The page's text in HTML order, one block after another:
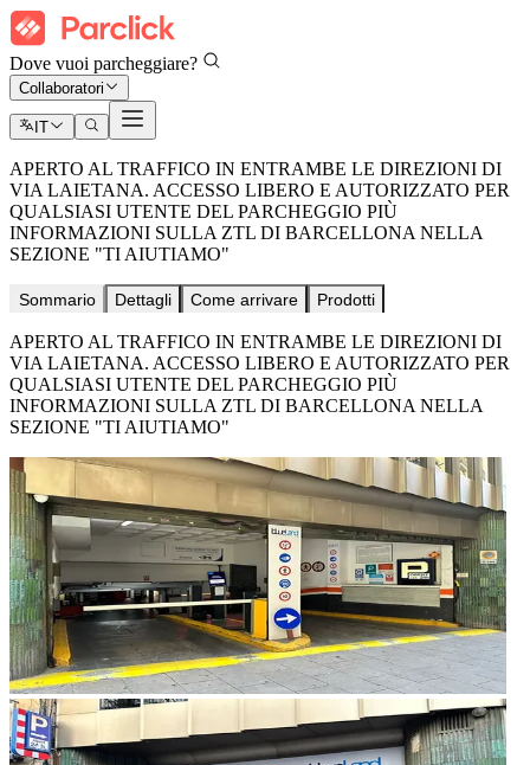
Dove vuoi parcheggiare?
Collaboratori
IT
APERTO AL TRAFFICO IN ENTRAMBE LE DIREZIONI DI
VIA LAIETANA. ACCESSO LIBERO E AUTORIZZATO PER
QUALSIASI UTENTE DEL PARCHEGGIO PIÙ
INFORMAZIONI SULLA ZTL DI BARCELLONA NELLA
SEZIONE "TI AIUTIAMO"
Sommario Dettagli Come arrivare Prodotti
APERTO AL TRAFFICO IN ENTRAMBE LE DIREZIONI DI
VIA LAIETANA. ACCESSO LIBERO E AUTORIZZATO PER
QUALSIASI UTENTE DEL PARCHEGGIO PIÙ
INFORMAZIONI SULLA ZTL DI BARCELLONA NELLA
SEZIONE "TI AIUTIAMO"